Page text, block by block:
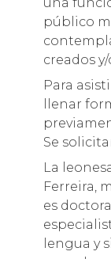
público
creados
Para
llenar
Se
La
Ferreira,
es
lengua y